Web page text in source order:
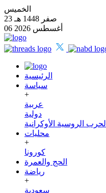
الخميس
23 صفر 1448 هـ
06 أغسطس 2026
الرئيسية
سياسة
+
عربية
دولية
الحرب الروسية الأوكرانية
محليات
+
كورونا
الحج والعمرة
رياضة
+
سعودية